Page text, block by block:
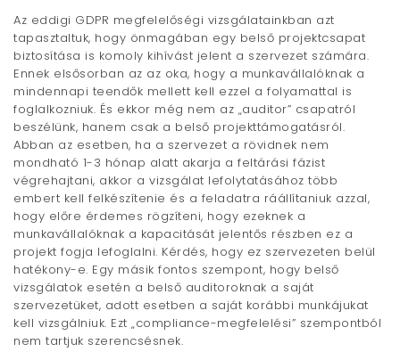
Az eddigi GDPR megfelelőségi vizsgálatainkban azt
tapasztaltuk, hogy önmagában egy belső projektcsapat
biztosítása is komoly kihívást jelent a szervezet számára.
Ennek elsősorban az az oka, hogy a munkavállalóknak a
mindennapi teendők mellett kell ezzel a folyamattal is
foglalkozniuk. És ekkor még nem az „auditor” csapatról
beszélünk, hanem csak a belső projekttámogatásról.
Abban az esetben, ha a szervezet a rövidnek nem
mondható 1-3 hónap alatt akarja a feltárási fázist
végrehajtani, akkor a vizsgálat lefolytatásához több
embert kell felkészítenie és a feladatra ráállítaniuk azzal,
hogy előre érdemes rögzíteni, hogy ezeknek a
munkavállalóknak a kapacitását jelentős részben ez a
projekt fogja lefoglalni. Kérdés, hogy ez szervezeten belül
hatékony-e. Egy másik fontos szempont, hogy belső
vizsgálatok esetén a belső auditoroknak a saját
szervezetüket, adott esetben a saját korábbi munkájukat
kell vizsgálniuk. Ezt „compliance-megfelelési” szempontból
nem tartjuk szerencsésnek.